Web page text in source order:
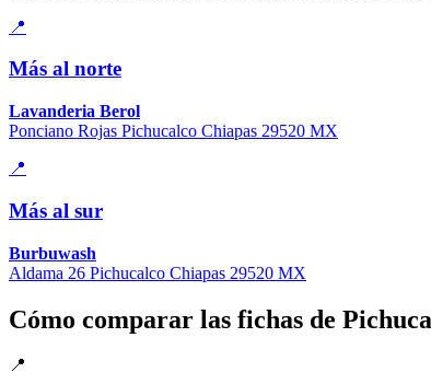
📍
Más al norte
Lavanderia Berol
Ponciano Rojas Pichucalco Chiapas 29520 MX
📍
Más al sur
Burbuwash
Aldama 26 Pichucalco Chiapas 29520 MX
Cómo comparar las fichas de
📍